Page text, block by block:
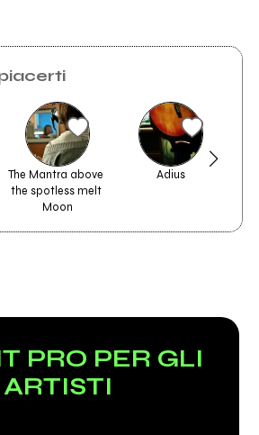
The Mantra above
the spotless melt
Moon
Adius
PRO PER GLI
ARTISTI